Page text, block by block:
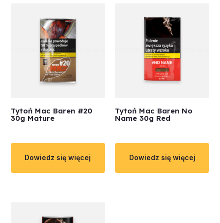
Tytoń Mac Baren #20
30g Mature
Dowiedz się więcej
Tytoń Mac Baren No
Name 30g Red
Dowiedz się więcej